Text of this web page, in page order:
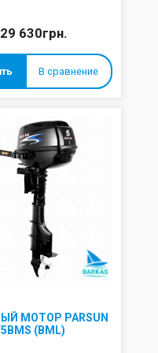
630грн.
В сравнение
МОТОР PARSUN
(BML)